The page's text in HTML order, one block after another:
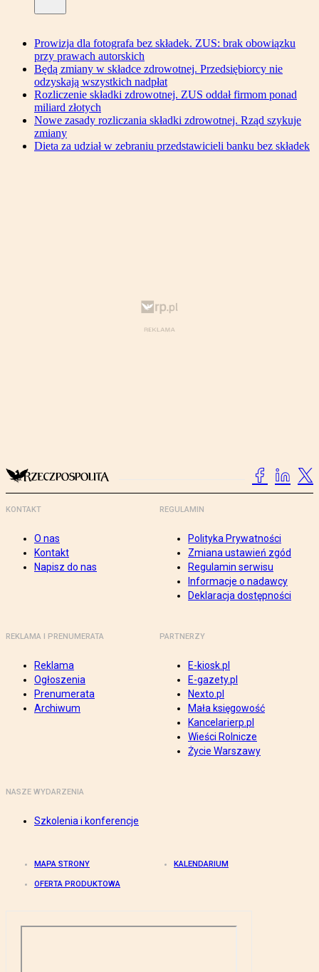
Prowizja dla fotografa bez składek. ZUS: brak obowiązku
przy prawach autorskich
Będą zmiany w składce zdrowotnej. Przedsiębiorcy nie
odzyskają wszystkich nadpłat
Rozliczenie składki zdrowotnej. ZUS oddał firmom ponad
miliard złotych
Nowe zasady rozliczania składki zdrowotnej. Rząd szykuje
zmiany
Dieta za udział w zebraniu przedstawicieli banku bez składek
KONTAKT
O nas
Kontakt
Napisz do nas
REGULAMIN
Polityka Prywatności
Zmiana ustawień zgód
Regulamin serwisu
Informacje o nadawcy
Deklaracja dostępności
REKLAMA I PRENUMERATA
Reklama
Ogłoszenia
Prenumerata
Archiwum
PARTNERZY
E-kiosk.pl
E-gazety.pl
Nexto.pl
Mała księgowość
Kancelarierp.pl
Wieści Rolnicze
Życie Warszawy
NASZE WYDARZENIA
Szkolenia i konferencje
MAPA STRONY KALENDARIUM
OFERTA PRODUKTOWA